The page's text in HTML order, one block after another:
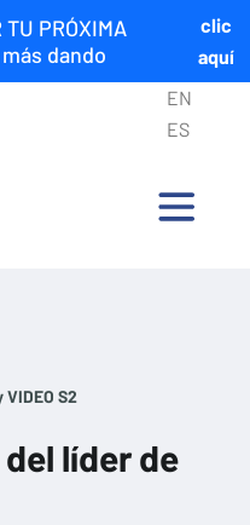
TU PRÓXIMA
más dando
clic
aquí
EN
ES
S2
líder de